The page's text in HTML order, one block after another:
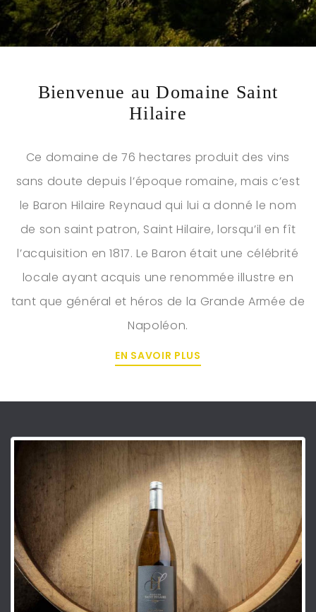
Bienvenue au Domaine Saint
Hilaire
Ce domaine de 76 hectares produit des vins
sans doute depuis l’époque romaine, mais c’est
le Baron Hilaire Reynaud qui lui a donné le nom
de son saint patron, Saint Hilaire, lorsqu’il en fît
l’acquisition en 1817. Le Baron était une célébrité
locale ayant acquis une renommée illustre en
tant que général et héros de la Grande Armée de
Napoléon.
EN SAVOIR PLUS